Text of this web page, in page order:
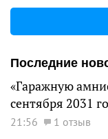
Последние
«Гаражную
сентября 2031
21:56 1 отзыв